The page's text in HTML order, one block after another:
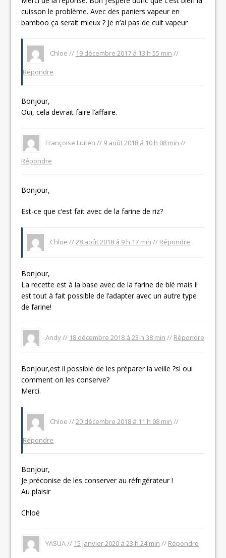
cuisson le problème. Avec des paniers vapeur en
bamboo ça serait mieux ? Je n’ai pas de cuit vapeur
Chloe // 19 décembre 2017 á 13 h 55 min //
Répondre
Bonjour,
Oui, cela devrait faire l’affaire.
Françoise Luiten // 9 août 2018 á 10 h 08 min //
Répondre
Bonjour,
Est-ce que c’est fait avec de la farine de riz?
Chloe //28 août 2018 á 9 h 17 min // Répondre
Bonjour,
La recette est à la base avec de la farine de blé mais il
est tout à fait possible de l’adapter avec un autre type
de farine!
Andy // 18 décembre 2018 á 23 h 38 min // Répondre
Bonjour,est il possible de les préparer la veille ?si oui
comment on les conserve?
Merci.
Chloe //20 décembre 2018 á 11 h 08 min //
Répondre
Bonjour,
Je préconise de les conserver au réfrigérateur !
Au plaisir
Chloé
YASUA // 15 janvier 2020 á 23 h 24 min // Répondre